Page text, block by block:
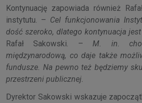
Kontynuację zapowiada również
instytutu. – Cel funkcjonowania
dość szeroko, dlatego kontynuacja
Rafał Sakowski. –M. in.
międzynarodową, co daje także
fundusze. Na pewno też będziemy
przestrzeni publicznej.
Dyrektor Sakowski wskazuje